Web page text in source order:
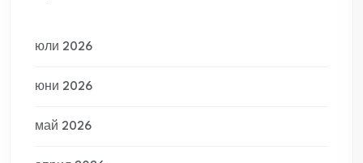
юли 2026
юни 2026
май 2026